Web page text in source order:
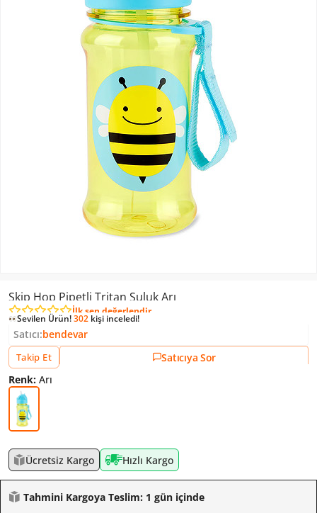
Skip Hop Pipetli Tritan Suluk Arı
İlk sen değerlendir
Sevilen Ürün!302 kişi inceledi!
Satıcı:bendevar
Takip Et
Satıcıya Sor
Renk: Arı
Ücretsiz Kargo Hızlı Kargo
Tahmini Kargoya Teslim: 1 gün içinde